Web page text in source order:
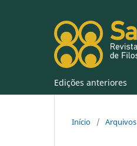
Edições anteriores
Início / Arquivos